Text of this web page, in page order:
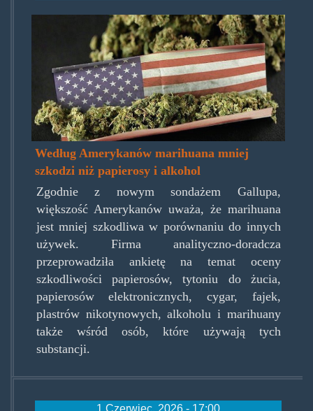
usajointflag.jpg
Według Amerykanów marihuana mniej
szkodzi niż papierosy i alkohol
Zgodnie z nowym sondażem Gallupa,
większość Amerykanów uważa, że ​​marihuana
jest mniej szkodliwa w porównaniu do innych
używek. Firma analityczno-doradcza
przeprowadziła ankietę na temat oceny
szkodliwości papierosów, tytoniu do żucia,
papierosów elektronicznych, cygar, fajek,
plastrów nikotynowych, alkoholu i marihuany
także wśród osób, które używają tych
substancji.
1 Czerwiec, 2026 - 17:00